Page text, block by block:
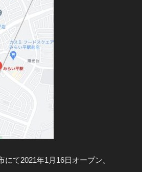
て2021年1月16日オープン。